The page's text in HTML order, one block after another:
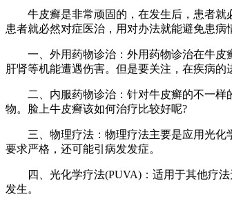
牛皮癣是非常顽固的，在发生后，患者就必
患者就必然对症医治，用对办法就能避免患
一、外用药物诊治：外用药物诊治在牛皮
肝肾等机能遭遇伤害。但是要关注，在疾病
二、内服药物诊治：针对牛皮癣的不一样
物。脸上牛皮癣该如何治疗比较好呢?
三、物理疗法：物理疗法主要是应用光化学
要求严格，还可能引病发发症。
四、光化学疗法(PUVA)：适用于其他疗法
发生。